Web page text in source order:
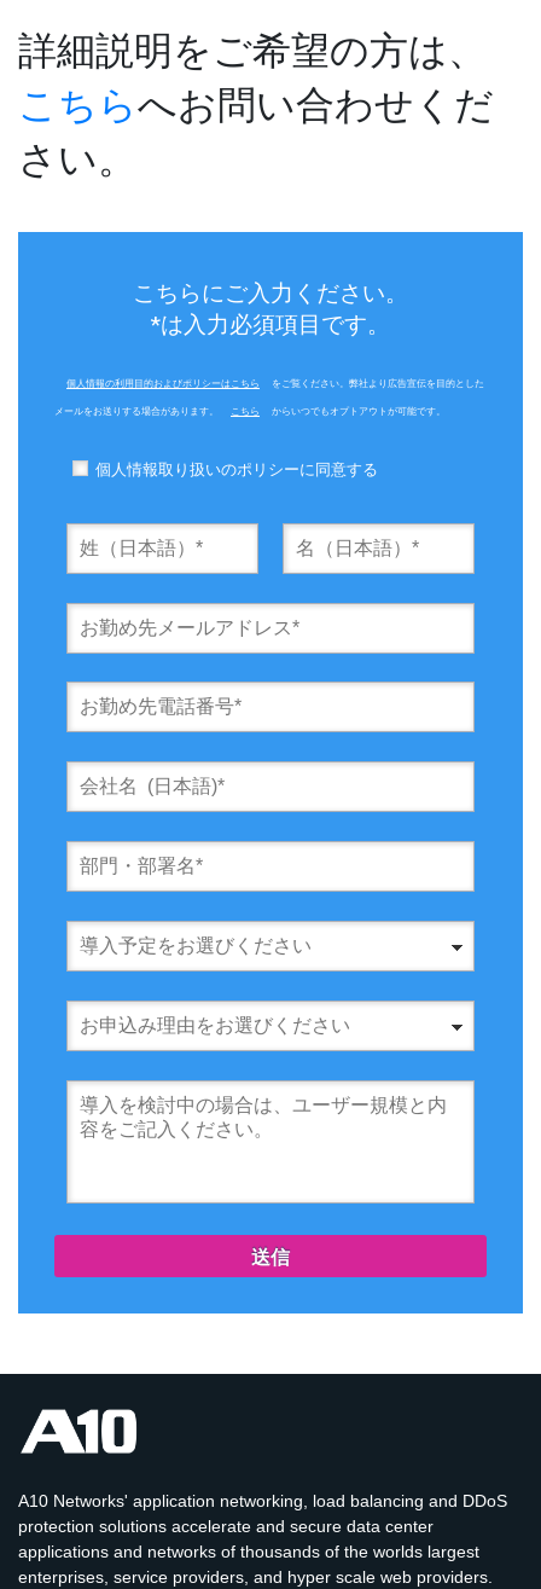
詳細説明をご希望の方は、
こちらへお問い合わせくだ
さい。
こちらにご入力ください。
*は入力必須項目です。
個人情報の利用目的およびポリシーはこちら をご覧ください。弊社より広告宣伝を目的とした
メールをお送りする場合があります。 こちら からいつでもオプトアウトが可能です。
個人情報取り扱いのポリシーに同意する
送信
A10 Networks' application networking, load balancing and DDoS
protection solutions accelerate and secure data center
applications and networks of thousands of the worlds largest
enterprises, service providers, and hyper scale web providers.